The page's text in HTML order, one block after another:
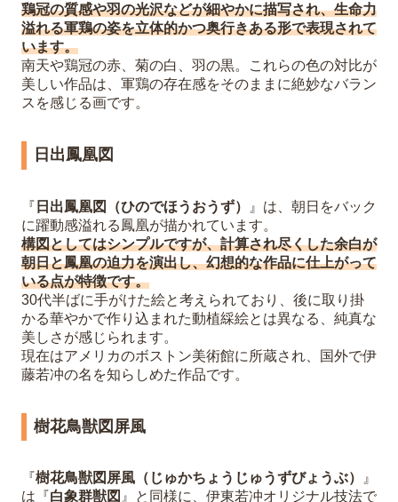
鶏冠の質感や羽の光沢などが細やかに描写され、生命力
溢れる軍鶏の姿を立体的かつ奥行きある形で表現されて
います。
南天や鶏冠の赤、菊の白、羽の黒。これらの色の対比が
美しい作品は、軍鶏の存在感をそのままに絶妙なバラン
スを感じる画です。
日出鳳凰図
『 日出鳳凰図（ひのでほうおうず）
』は、朝日をバック
に躍動感溢れる鳳凰が描かれています。
構図としてはシンプルですが、計算され尽くした余白が
朝日と鳳凰の迫力を演出し、幻想的な作品に仕上がって
いる点が特徴です。
30代半ばに手がけた絵と考えられており、後に取り掛
かる華やかで作り込まれた動植綵絵とは異なる、純真な
美しさが感じられます。
現在はアメリカのボストン美術館に所蔵され、国外で伊
藤若冲の名を知らしめた作品です。
樹花鳥獣図屏風
『樹花鳥獣図屏風（じゅかちょうじゅうずびょうぶ）
』
は『白象群獣図 』と同様に、伊東若冲オリジナル技法で